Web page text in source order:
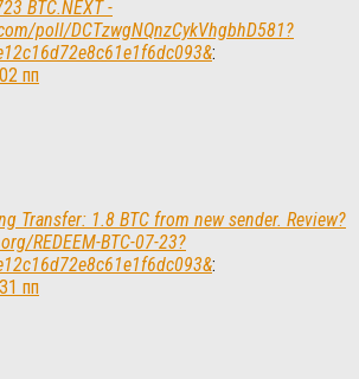
BTC.NEXT -
poll/DCTzwgNQnzCykVhgbhD581?
:
пп
Transfer: 1.8 BTC from new sender. Review?
REDEEM-BTC-07-23?
:
пп